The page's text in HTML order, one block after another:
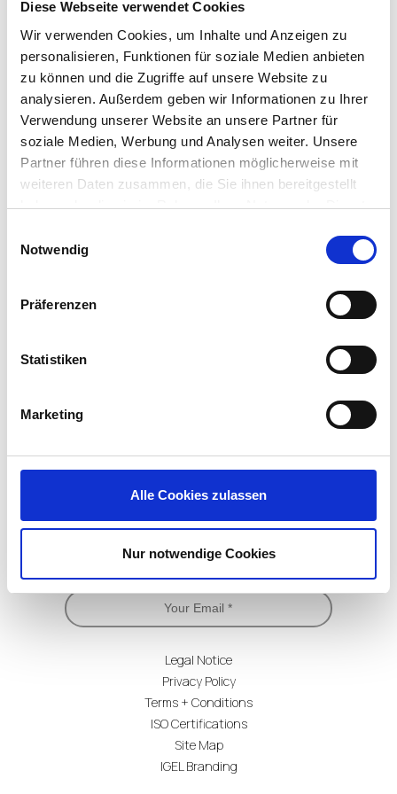
Diese Webseite verwendet Cookies
Wir verwenden Cookies, um Inhalte und Anzeigen zu
personalisieren, Funktionen für soziale Medien anbieten
zu können und die Zugriffe auf unsere Website zu
analysieren. Außerdem geben wir Informationen zu Ihrer
Verwendung unserer Website an unsere Partner für
soziale Medien, Werbung und Analysen weiter. Unsere
Partner führen diese Informationen möglicherweise mit
weiteren Daten zusammen, die Sie ihnen bereitgestellt
haben oder die sie im Rahmen Ihrer Nutzung der Dienste
Notwendig
Präferenzen
Statistiken
Marketing
Alle Cookies zulassen
Nur notwendige Cookies
Once upon a time, mobile phones did - unsurprisingly
- what they said on the tin. They were tools used for
calling people. Then along came Palm, Nokia, and
Blackberry who added email, cameras,
apps, Internet access and the smartphone was born,
with the…
Simon Richards•March 24, 2017
Slack
Subscribe for Updates
Legal Notice
Privacy Policy
Terms + Conditions
ISO Certifications
Site Map
IGEL Branding